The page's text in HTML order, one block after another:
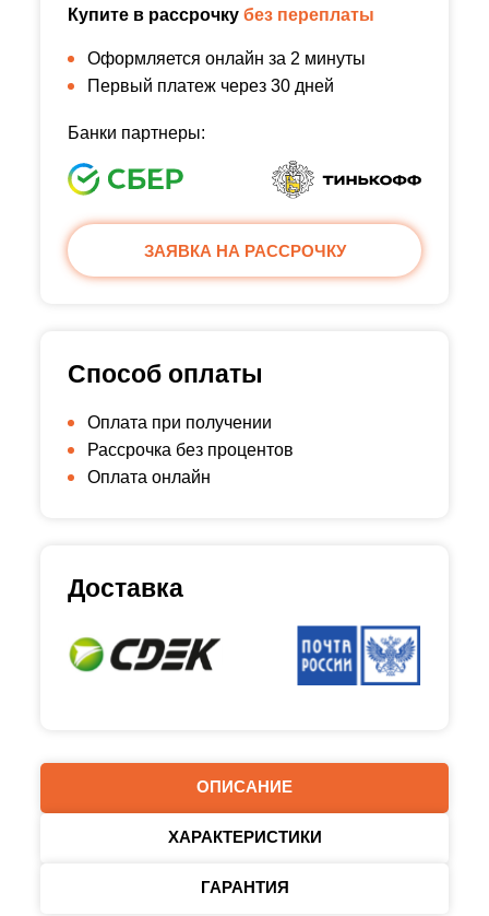
ОПИСАНИЕ
ХАРАКТЕРИСТИКИ
ГАРАНТИЯ
Купите в рассрочку без переплаты
Оформляется онлайн за 2 минуты
Первый платеж через 30 дней
Банки партнеры:
ЗАЯВКА НА РАССРОЧКУ
Способ оплаты
Оплата при получении
Рассрочка без процентов
Оплата онлайн
Доставка